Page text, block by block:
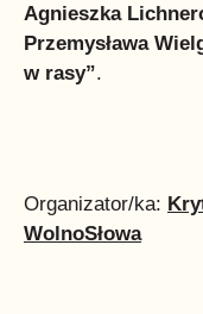
Agnieszka
Przemysława
w rasy”.
Organizator/ka:
WolnoSłowa